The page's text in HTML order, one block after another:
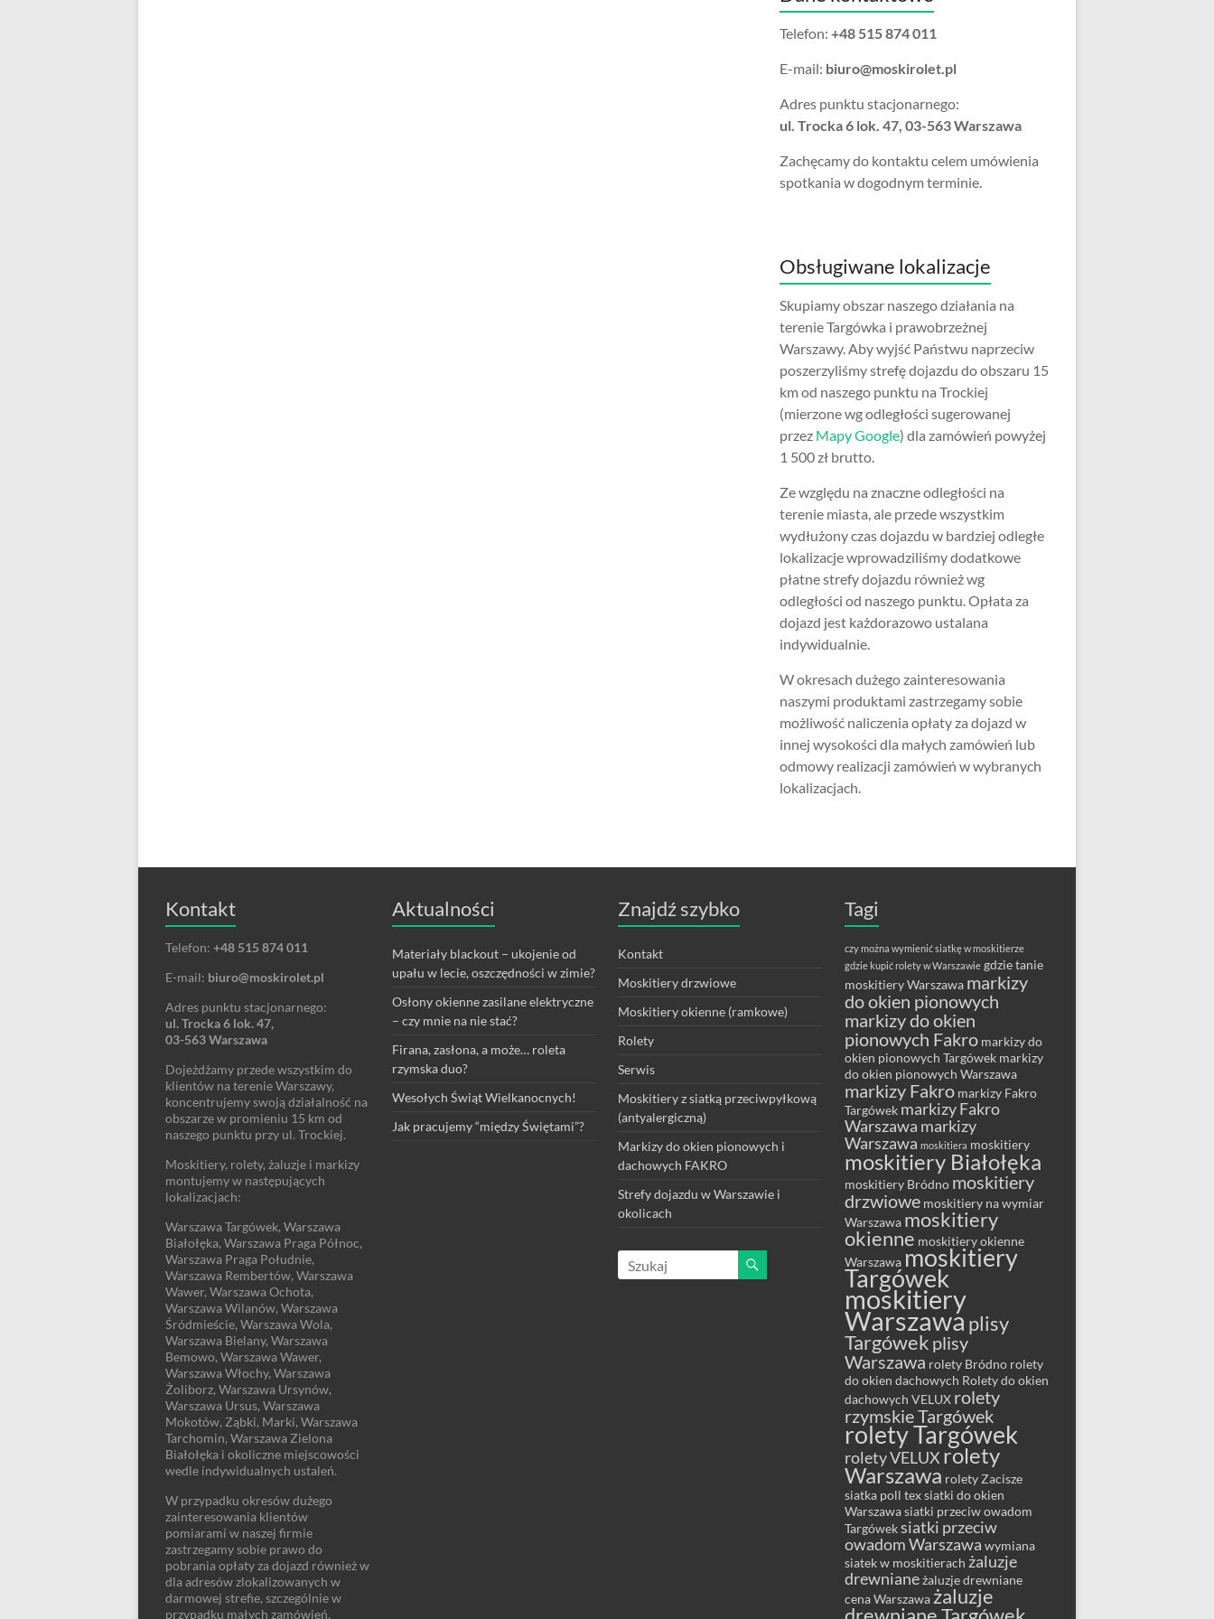
Telefon: +48 515 874 011
E-mail: biuro@moskirolet.pl
Adres punktu stacjonarnego:
ul. Trocka 6 lok. 47, 03-563 Warszawa
Zachęcamy do kontaktu celem umówienia
spotkania w dogodnym terminie.
Obsługiwane lokalizacje
Skupiamy obszar naszego działania na
terenie Targówka i prawobrzeżnej
Warszawy. Aby wyjść Państwu naprzeciw
poszerzyliśmy strefę dojazdu do obszaru 15
km od naszego punktu na Trockiej
(mierzone wg odległości sugerowanej
przez Mapy Google) dla zamówień powyżej
1 500 zł brutto.
Ze względu na znaczne odległości na
terenie miasta, ale przede wszystkim
wydłużony czas dojazdu w bardziej odległe
lokalizacje wprowadziliśmy dodatkowe
płatne strefy dojazdu również wg
odległości od naszego punktu. Opłata za
dojazd jest każdorazowo ustalana
indywidualnie.
W okresach dużego zainteresowania
naszymi produktami zastrzegamy sobie
możliwość naliczenia opłaty za dojazd w
innej wysokości dla małych zamówień lub
odmowy realizacji zamówień w wybranych
lokalizacjach.
Kontakt
Telefon: +48 515 874 011
E-mail: biuro@moskirolet.pl
Adres punktu stacjonarnego:
ul. Trocka 6 lok. 47,
03-563 Warszawa
Dojeżdżamy przede wszystkim do
klientów na terenie Warszawy,
koncentrujemy swoją działalność na
obszarze w promieniu 15 km od
naszego punktu przy ul. Trockiej.
Moskitiery, rolety, żaluzje i markizy
montujemy w następujących
lokalizacjach:
Warszawa Targówek, Warszawa
Białołęka, Warszawa Praga Północ,
Warszawa Praga Południe,
Warszawa Rembertów, Warszawa
Wawer, Warszawa Ochota,
Warszawa Wilanów, Warszawa
Śródmieście, Warszawa Wola,
Warszawa Bielany, Warszawa
Bemowo, Warszawa Wawer,
Warszawa Włochy, Warszawa
Żoliborz, Warszawa Ursynów,
Warszawa Ursus, Warszawa
Mokotów, Ząbki, Marki, Warszawa
Tarchomin, Warszawa Zielona
Białołęka i okoliczne miejscowości
wedle indywidualnych ustaleń.
W przypadku okresów dużego
zainteresowania klientów
pomiarami w naszej firmie
zastrzegamy sobie prawo do
pobrania opłaty za dojazd również w
dla adresów zlokalizowanych w
darmowej strefie, szczególnie w
przypadku małych zamówień.
Aktualności
Materiały blackout – ukojenie od
upału w lecie, oszczędności w zimie?
Osłony okienne zasilane elektryczne
– czy mnie na nie stać?
Firana, zasłona, a może… roleta
rzymska duo?
Wesołych Świąt Wielkanocnych!
Jak pracujemy “między Świętami”?
Znajdź szybko
Kontakt
Moskitiery drzwiowe
Moskitiery okienne (ramkowe)
Rolety
Serwis
Moskitiery z siatką przeciwpyłkową
(antyalergiczną)
Markizy do okien pionowych i
dachowych FAKRO
Strefy dojazdu w Warszawie i
okolicach
Tagi
czy można wymienić siatkę w moskitierze
gdzie kupić rolety w Warszawie gdzie tanie
moskitiery Warszawa markizy
do okien pionowych
markizy do okien
pionowych Fakro markizy do
okien pionowych Targówek markizy
do okien pionowych Warszawa
markizy Fakro markizy Fakro
Targówek markizy Fakro
Warszawa markizy
Warszawa moskitiera moskitiery
moskitiery Białołęka
moskitiery Bródno moskitiery
drzwiowe moskitiery na wymiar
Warszawa moskitiery
okienne moskitiery okienne
Warszawa moskitiery
Targówek
moskitiery
Warszawa plisy
Targówek plisy
Warszawa rolety Bródno rolety
do okien dachowych Rolety do okien
dachowych VELUX rolety
rzymskie Targówek
rolety Targówek
rolety VELUX rolety
Warszawa rolety Zacisze
siatka poll tex siatki do okien
Warszawa siatki przeciw owadom
Targówek siatki przeciw
owadom Warszawa wymiana
siatek w moskitierach żaluzje
drewniane żaluzje drewniane
cena Warszawa żaluzje